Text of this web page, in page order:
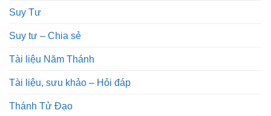
Suy Tư
Suy tư – Chia sẻ
Tài liệu Năm Thánh
Tài liệu, sưu khảo – Hỏi đáp
Thánh Tử Đạo